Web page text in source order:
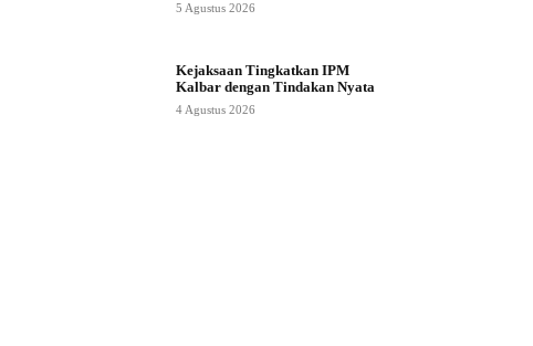
5 Agustus 2026
Kejaksaan Tingkatkan IPM
Kalbar dengan Tindakan Nyata
4 Agustus 2026